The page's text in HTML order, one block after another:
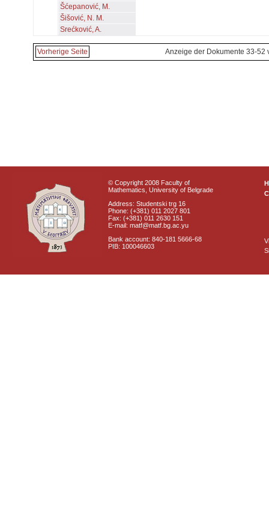
Šćepanović, M.
Šišović, N. M.
Srećković, A.
Vorherige Seite Anzeige der Dokumente 33-52
© Copyright 2008 Faculty of
Mathematics, University of Belgrade
Address: Studentski trg 16
Phone: (+381) 011 2027 801
Fax: (+381) 011 2630 151
E-mail: matf@matf.bg.ac.yu
Bank account: 840-181 5666-68
PIB: 100046603